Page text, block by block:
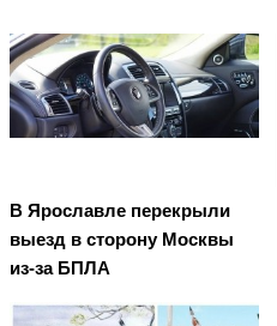
В Ярославле перекрыли
выезд в сторону Москвы
из-за БПЛА